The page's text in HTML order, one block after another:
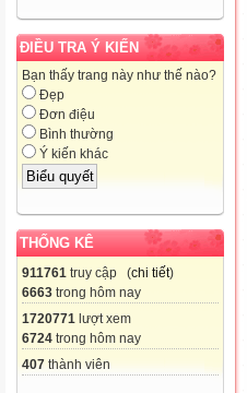
ĐIỀU TRA Ý KIẾN
Bạn thấy trang này như thế nào?
Đẹp
Đơn điệu
Bình thường
Ý kiến khác
THỐNG KÊ
911761 truy cập (chi tiết)
6663 trong hôm nay
1720771 lượt xem
6724 trong hôm nay
407 thành viên